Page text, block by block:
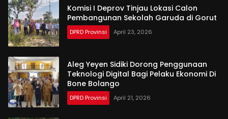
Komisi I Deprov Tinjau Lokasi Calon
Pembangunan Sekolah Garuda di Gorut
DPRD Provinsi April 23, 2026
Aleg Yeyen Sidiki Dorong Penggunaan
Teknologi Digital Bagi Pelaku Ekonomi Di
Bone Bolango
DPRD Provinsi April 21, 2026